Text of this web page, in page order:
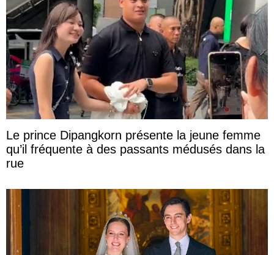
Le prince Dipangkorn présente la jeune femme
qu’il fréquente à des passants médusés dans la
rue